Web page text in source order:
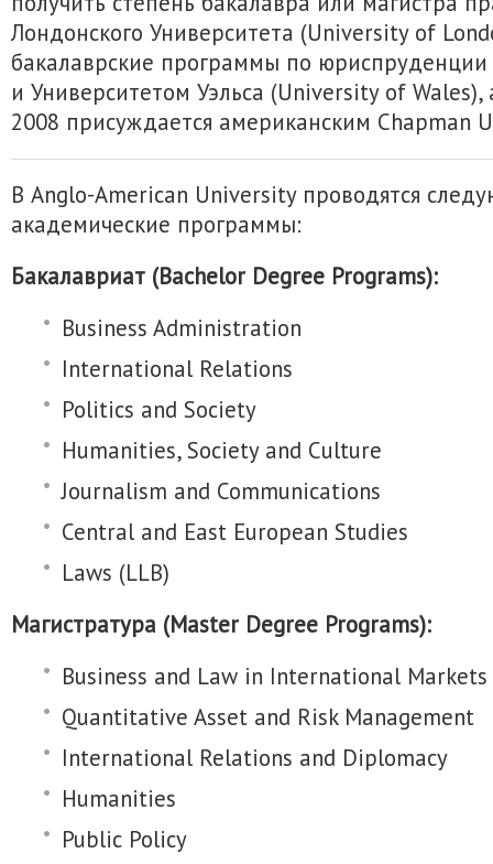
Лондонского Университета (University of
бакалаврские программы по
и Университетом Уэльса (University of Wales),
2008 присуждается американским Chapman
В Anglo-American University проводятся
академические программы:
Бакалавриат (Bachelor Degree Programs):
Business Administration
International Relations
Politics and Society
Humanities, Society and Culture
Journalism and Communications
Central and East European Studies
Laws (LLB)
Магистратура (Master Degree Programs):
Business and Law in International Markets
Quantitative Asset and Risk Management
International Relations and Diplomacy
Humanities
Public Policy